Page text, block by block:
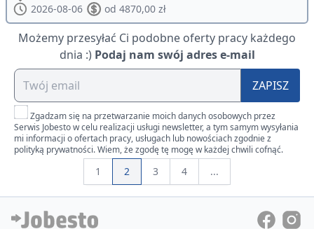
2026-08-06
od 4870,00 zł
Możemy przesyłać Ci podobne oferty pracy każdego
dnia :) Podaj nam swój adres e-mail
ZAPISZ
Zgadzam się na przetwarzanie moich danych osobowych przez
Serwis Jobesto w celu realizacji usługi newsletter, a tym samym wysyłania
mi informacji o ofertach pracy, usługach lub nowościach zgodnie z
polityką prywatności. Wiem, że zgodę tę mogę w każdej chwili cofnąć.
1 2 3 4 ...